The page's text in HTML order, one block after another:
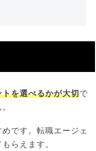
を選べるかが大切で
です。転職エージェ
らえます。